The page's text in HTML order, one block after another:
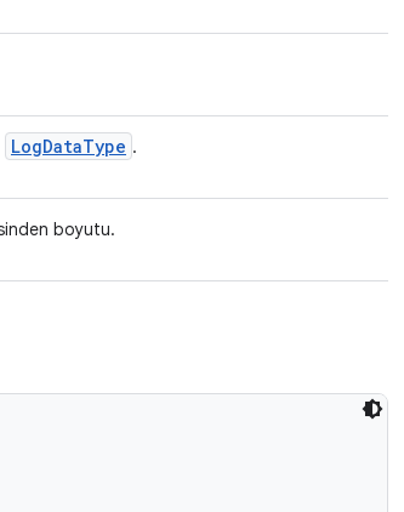
LogDataType .
boyutu.